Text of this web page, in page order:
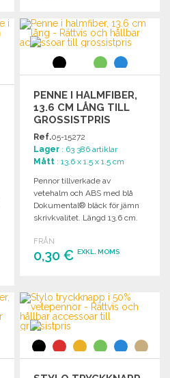
BESTÄLL
Begär offert
PENNE I HALMFIBER,
13.6 CM LÅNG TILL
GROSSISTPRIS
Ref.05-15272
Lager : 63 386 artiklar
Mått : 13.6 x 1.5 x 1.5 cm
Pennor tillverkade av
vetehalm och ABS med blå
Dokumental® bläck för jämn
skrivkvalitet. Längd 13.6 cm.
FRÅN
0,30 €EXKL. MOMS
Begär offert